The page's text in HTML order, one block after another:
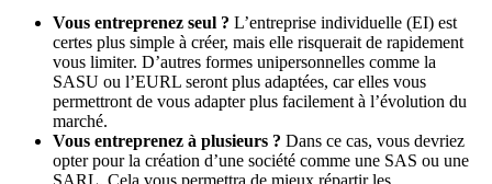
Vous entreprenez seul ? L’entreprise individuelle (EI) est
certes plus simple à créer, mais elle risquerait de rapidement
vous limiter. D’autres formes unipersonnelles comme la
SASU ou l’EURL seront plus adaptées, car elles vous
permettront de vous adapter plus facilement à l’évolution du
marché.
Vous entreprenez à plusieurs ? Dans ce cas, vous devriez
opter pour la création d’une société comme une SAS ou une
SARL. Cela vous permettra de mieux répartir les